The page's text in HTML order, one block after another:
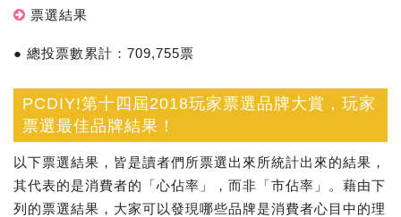
票選結果
● 總投票數累計：709,755票
PCDIY!第十四屆2018玩家票選品牌大賞，玩家
票選最佳品牌結果！
以下票選結果，皆是讀者們所票選出來所統計出來的結果，
其代表的是消費者的「心佔率」，而非「市佔率」。藉由下
列的票選結果，大家可以發現哪些品牌是消費者心目中的理